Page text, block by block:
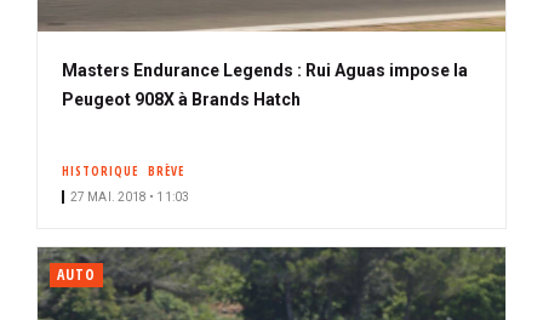
Masters Endurance Legends : Rui Aguas impose la
Peugeot 908X à Brands Hatch
HISTORIQUE BRÈVE
27 MAI. 2018 • 11:03
AUTO